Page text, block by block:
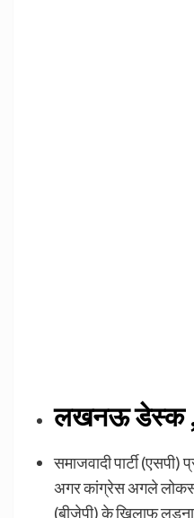
लखनऊ डेस्क ,
समाजवादी पार्टी
अगर कांग्रेस अगले
(बीजेपी) के खिलाफ